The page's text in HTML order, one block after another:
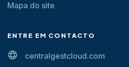
Mapa do site
ENTRE EM CONTACTO
centralgestcloud.com